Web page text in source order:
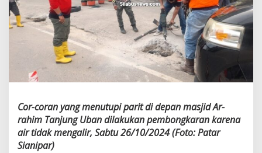
k
a
b
B
n
t
a
L
a
k
u
Cor-coran yang menutupi parit di depan masjid Ar-
rahim Tanjung Uban dilakukan pembongkaran karena
air tidak mengalir, Sabtu 26/10/2024 (Foto: Patar
Sianipar)